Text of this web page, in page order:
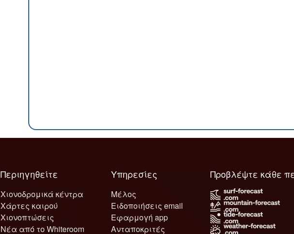
Περιηγηθείτε
Χιονοδρομικά κέντρα
Χάρτες καιρού
Χιονοπτώσεις
Νέα από το Whiteroom
Υπηρεσίες
Μέλος
Ειδοποιήσεις email
Εφαρμογή app
Ανταποκριτές
Προβλέψτε κάθε